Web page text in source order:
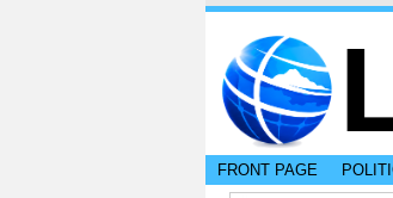
FRONT PAGE